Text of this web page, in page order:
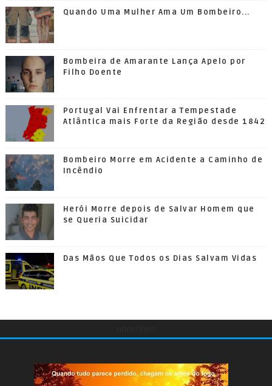
Quando Uma Mulher Ama Um Bombeiro...
Bombeira de Amarante Lança Apelo por
Filho Doente
Portugal Vai Enfrentar a Tempestade
Atlântica mais Forte da Região desde 1842
Bombeiro Morre em Acidente a Caminho de
Incêndio
Herói Morre depois de Salvar Homem que
se Queria Suicidar
Das Mãos Que Todos os Dias Salvam Vidas